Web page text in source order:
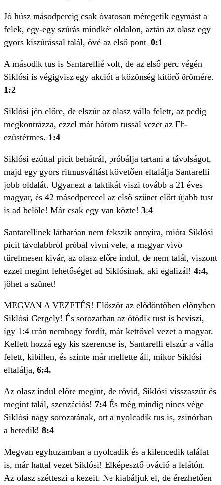
Jó húsz másodpercig csak óvatosan méregetik egymást a
felek, egy-egy szúrás mindkét oldalon, aztán az olasz egy
gyors kiszúrással talál, övé az első pont. 0:1
A második tus is Santarellié volt, de az első perc végén
Siklósi is végigvisz egy akciót a közönség kitörő örömére.
1:2
Siklósi jön előre, de elszúr az olasz válla felett, az pedig
megkontrázza, ezzel már három tussal vezet az Eb-
ezüstérmes. 1:4
Siklósi ezúttal picit behátrál, próbálja tartani a távolságot,
majd egy gyors ritmusváltást követően eltalálja Santarelli
jobb oldalát. Ugyanezt a taktikát viszi tovább a 21 éves
magyar, és 42 másodperccel az első szünet előtt újabb tust
is ad belőle! Már csak egy van közte! 3:4
Santarellinek láthatóan nem fekszik annyira, mióta Siklósi
picit távolabbról próbál vívni vele, a magyar vívó
türelmesen kivár, az olasz előre indul, de nem talál, viszont
ezzel megint lehetőséget ad Siklósinak, aki egalizál! 4:4,
jöhet a szünet!
MEGVAN A VEZETÉS! Először az elődöntőben előnyben
Siklósi Gergely! És sorozatban az ötödik tust is beviszi,
így 1:4 után nemhogy fordít, már kettővel vezet a magyar.
Kellett hozzá egy kis szerencse is, Santarelli elszúr a válla
felett, kibillen, és szinte már mellette áll, mikor Siklósi
eltalálja, 6:4.
Az olasz indul előre megint, de rövid, Siklósi visszaszúr és
megint talál, szenzációs! 7:4 És még mindig nincs vége
Siklósi nagy sorozatának, ott a nyolcadik tus is, zsinórban
a hetedik! 8:4
Megvan egyhuzamban a nyolcadik és a kilencedik találat
is, már hattal vezet Siklósi! Elképesztő ováció a lelátón.
Az olasz szétteszi a kezeit. Ne kiabáljuk el, de érezhetően